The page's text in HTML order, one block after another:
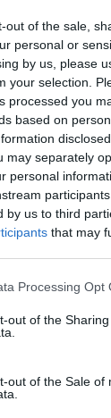
out of the sale,
personal or
by us, please
your selection.
processed you
based on
may separately
personal
by us to third
that may
this website/app
visit or usage
to Google
below specified
Processing Opt
out of the
out of the Sale of
Ομίλου στην